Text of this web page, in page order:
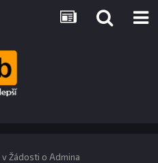
vŽádosti o Admina